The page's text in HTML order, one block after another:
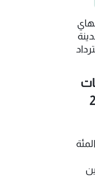
بنسبة 80 في المئة